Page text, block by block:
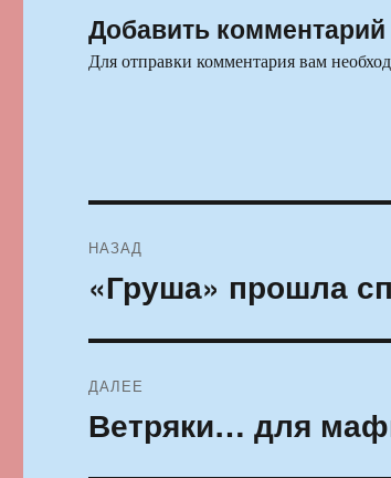
Добавить комментарий
Для отправки комментария вам
по
НАЗАД
Предыдущая
запись:
«Груша» прошла
ДАЛЕЕ
Следующая
запись:
Ветряки… для